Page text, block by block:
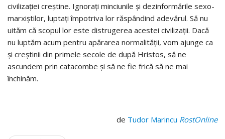
civilizației creștine. Ignorați minciunile și dezinformările sexo-
marxiștilor, luptați împotriva lor răspândind adevărul. Să nu
uităm că scopul lor este distrugerea acestei civilizații. Dacă
nu luptăm acum pentru apărarea normalității, vom ajunge ca
și creștinii din primele secole de după Hristos, să ne
ascundem prin catacombe și să ne fie frică să ne mai
închinăm.
de Tudor Marincu RostOnline